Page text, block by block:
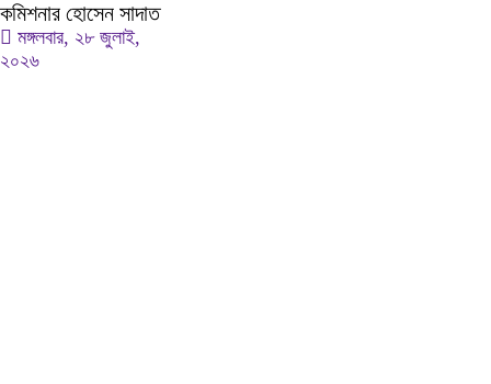
কমিশনার হোসেন সাদাত
মঙ্গলবার, ২৮ জুলাই,
২০২৬